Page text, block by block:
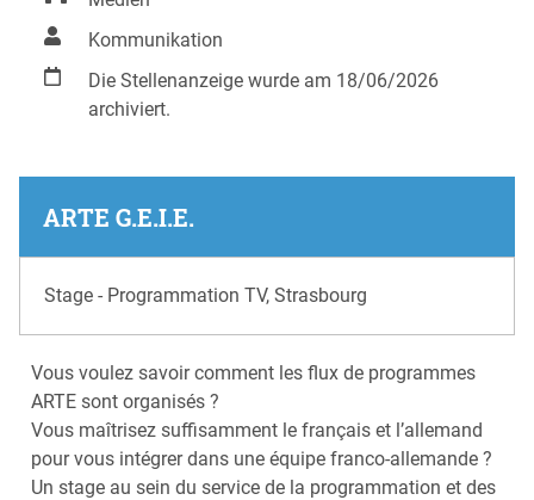
Kommunikation
Die Stellenanzeige wurde am 18/06/2026
archiviert.
ARTE G.E.I.E.
Stage - Programmation TV, Strasbourg
Vous voulez savoir comment les flux de programmes
ARTE sont organisés ?
Vous maîtrisez suffisamment le français et l’allemand
pour vous intégrer dans une équipe franco-allemande ?
Un stage au sein du service de la programmation et des